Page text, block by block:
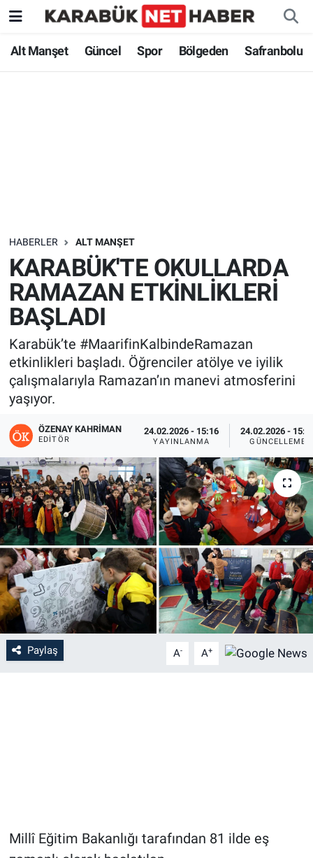
Alt Manşet Güncel Spor Bölgeden Safranbolu
HABERLER ALT MANŞET
KARABÜK'TE OKULLARDA
RAMAZAN ETKİNLİKLERİ
BAŞLADI
Karabük’te #MaarifinKalbindeRamazan
etkinlikleri başladı. Öğrenciler atölye ve iyilik
çalışmalarıyla Ramazan’ın manevi atmosferini
yaşıyor.
ÖZENAY KAHRIMAN
EDITÖR
24.02.2026 - 15:16
YAYINLANMA
24.02.2026 -
GÜNCELLEME
Paylaş A- A+
Millî Eğitim Bakanlığı tarafından 81 ilde eş